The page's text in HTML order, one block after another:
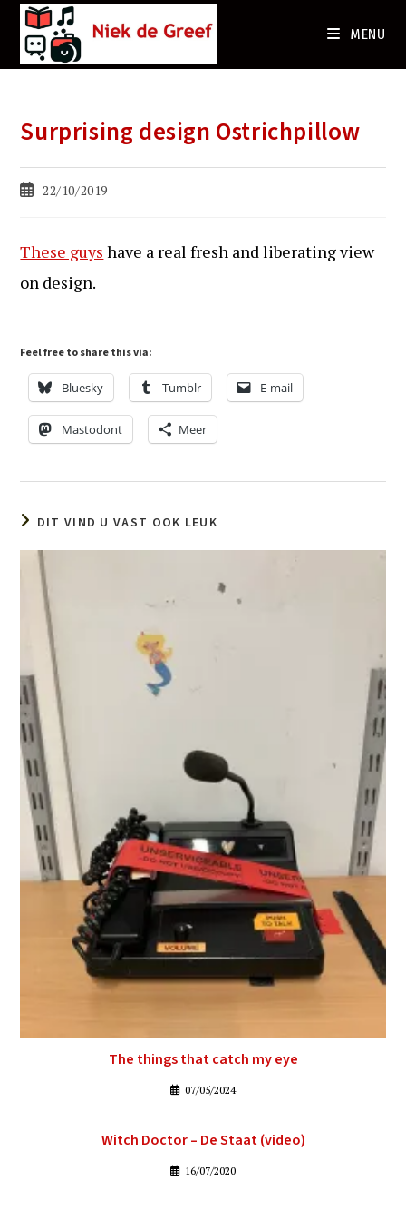
MENU
Surprising design Ostrichpillow
Bericht22/10/2019
These guys have a real fresh and liberating view
on design.
Feel free to share this via:
Bluesky Tumblr E-mail
Mastodont Meer
DIT VIND U VAST OOK LEUK
The things that catch my eye
07/05/2024
Witch Doctor – De Staat (video)
16/07/2020